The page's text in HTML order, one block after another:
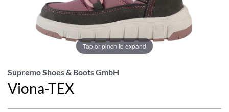
Tap or pinch to expand
Supremo Shoes & Boots GmbH
Viona-TEX